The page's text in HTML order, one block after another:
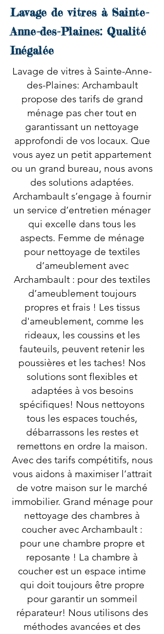
Lavage de vitres à Sainte-
Anne-des-Plaines: Qualité
Inégalée
Lavage de vitres à Sainte-Anne-
des-Plaines: Archambault
propose des tarifs de grand
ménage pas cher tout en
garantissant un nettoyage
approfondi de vos locaux. Que
vous ayez un petit appartement
ou un grand bureau, nous avons
des solutions adaptées.
Archambault s’engage à fournir
un service d’entretien ménager
qui excelle dans tous les
aspects. Femme de ménage
pour nettoyage de textiles
d’ameublement avec
Archambault : pour des textiles
d’ameublement toujours
propres et frais ! Les tissus
d'ameublement, comme les
rideaux, les coussins et les
fauteuils, peuvent retenir les
poussières et les taches! Nos
solutions sont flexibles et
adaptées à vos besoins
spécifiques! Nous nettoyons
tous les espaces touchés,
débarrassons les restes et
remettons en ordre la maison.
Avec des tarifs compétitifs, nous
vous aidons à maximiser l’attrait
de votre maison sur le marché
immobilier. Grand ménage pour
nettoyage des chambres à
coucher avec Archambault :
pour une chambre propre et
reposante ! La chambre à
coucher est un espace intime
qui doit toujours être propre
pour garantir un sommeil
réparateur! Nous utilisons des
méthodes avancées et des